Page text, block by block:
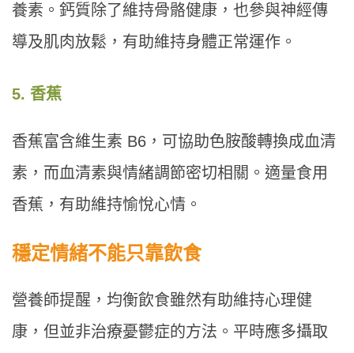
養素。鈣質除了維持骨骼健康，也參與神經傳
導及肌肉放鬆，有助維持身體正常運作。
5. 香蕉
香蕉富含維生素 B6，可協助色胺酸轉換成血清
素，而血清素與情緒調節密切相關。適量食用
香蕉，有助維持愉悅心情。
穩定情緒不能只靠飲食
營養師提醒，均衡飲食雖然有助維持心理健
康，但並非治療憂鬱症的方法。平時應多攝取